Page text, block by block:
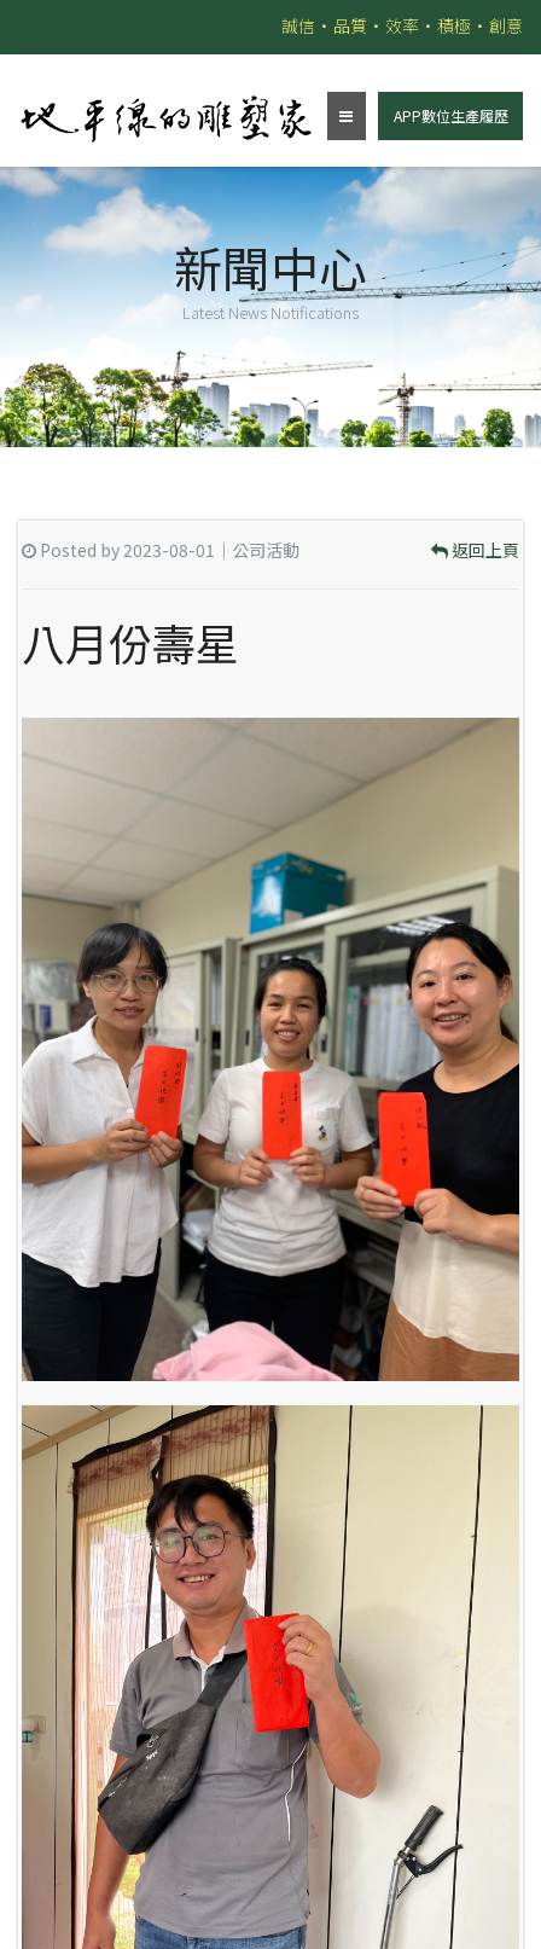
誠信•品質•效率•積極•創意
APP數位生產履歷
新聞中心
Latest News Notifications
返回上頁
Posted by 2023-08-01｜公司活動
八月份壽星